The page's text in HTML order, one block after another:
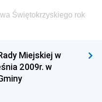
Pracy i
Dziedzictwa
i Polityki
Świętokrzyskiego rok
Miejskiej w
2009r. w